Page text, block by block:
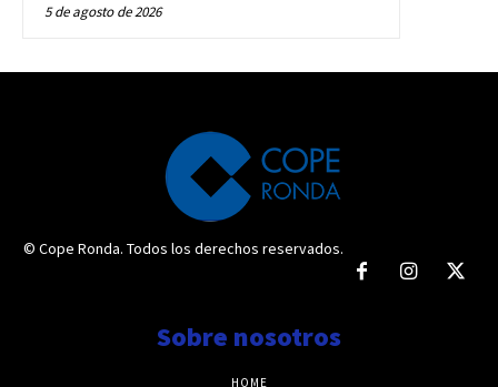
5 de agosto de 2026
© Cope Ronda. Todos los derechos reservados.
Sobre nosotros
HOME